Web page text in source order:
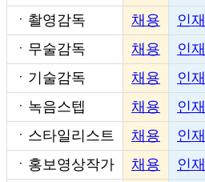
ㆍ 촬영감독 채용
인재
ㆍ 무술감독 채용
인재
ㆍ 기술감독 채용
인재
ㆍ 녹음스텝 채용
인재
ㆍ 스타일리스트 채용
인재
ㆍ 홍보영상작가 채용
인재